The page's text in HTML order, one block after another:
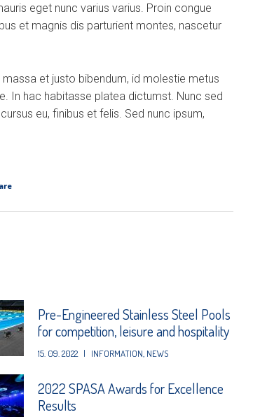
eget nunc varius varius. Proin congue
et magnis dis parturient montes, nascetur
et justo bibendum, id molestie metus
In hac habitasse platea dictumst. Nunc sed
eu, finibus et felis. Sed nunc ipsum,
Pre-Engineered Stainless Steel Pools
for competition, leisure and hospitality
15. 09. 2022 | INFORMATION NEWS
2022 SPASA Awards for Excellence
Results